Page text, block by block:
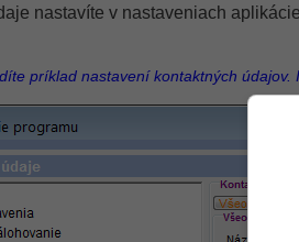
nastavíte v nastaveniach
príklad nastavení kontaktných údajov.